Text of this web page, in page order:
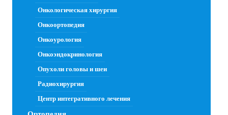
Онкологическая хирургия
Онкоортопедия
Онкоурология
Онкоэндокринология
Опухоли головы и шеи
Радиохирургия
Центр интегративного лечения